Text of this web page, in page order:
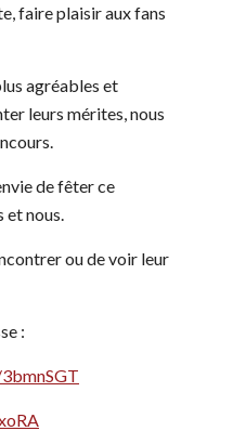
faire plaisir aux fans
agréables et
leurs mérites, nous
de fêter ce
nous.
ou de voir leur
: